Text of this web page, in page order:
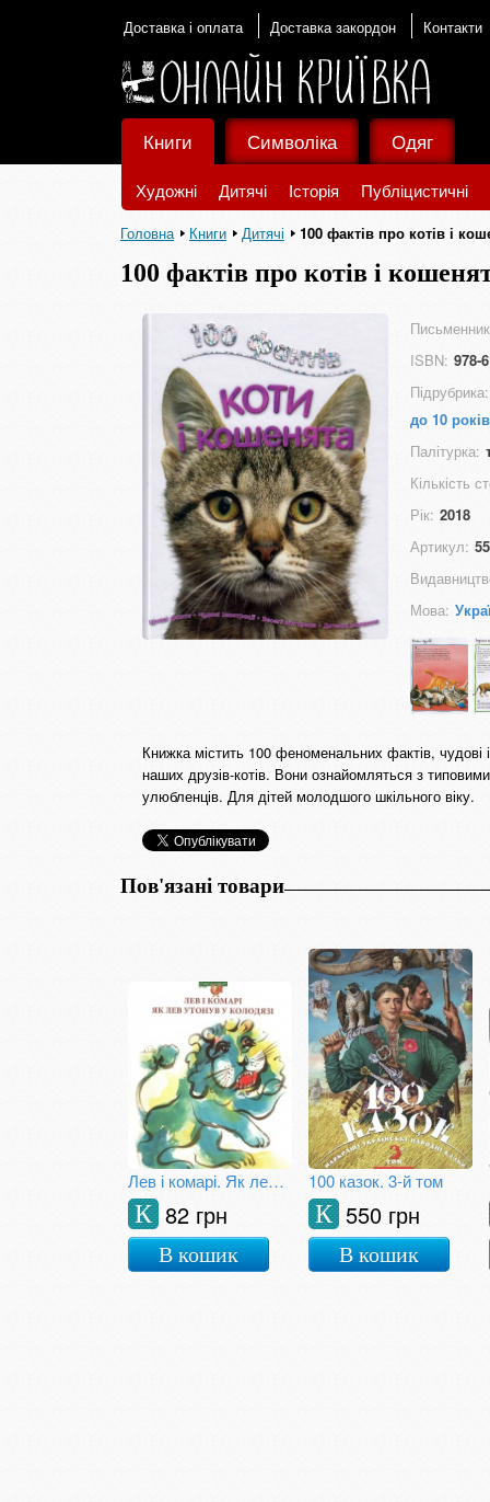
Доставка і оплата Доставка закордон Контакти
Книги
Художні Дитячі Історія Публіцистичні
Символіка Одяг
Головна Книги Дитячі 100 фактів про котів і
100 фактів про котів і
ISBN: 978-
Підрубрика:
до 10 років
Палітурка:
Кількість
Рік: 2018
Артикул:
Мова:
Книжка містить 100 феноменальних фактів, чудові
наших друзів-котів. Вони ознайомляться з
улюбленців. Для дітей молодшого шкільного віку.
Пов'язані товари
Лев і комарі. Як лев утонув у колодязі
82 грн
К
В кошик
100 казок. 3-й том
550 грн
К
В кошик